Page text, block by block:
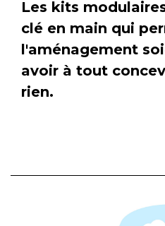
Les kits
clé en main qui
l'aménagement
avoir à tout
rien.